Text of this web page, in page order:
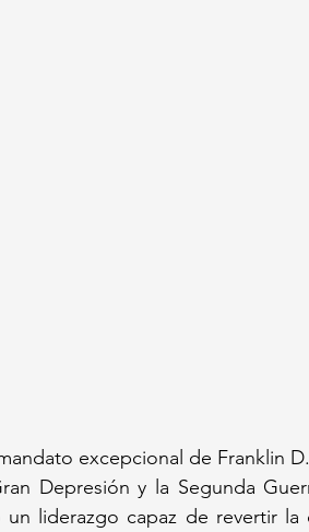
excepcional de Franklin
Depresión y la Segunda
liderazgo capaz de revertir la